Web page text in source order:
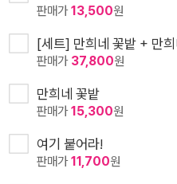
판매가13,500원
[세트] 만희네 꽃밭 + 만
판매가 37,800원
만희네 꽃밭
판매가15,300원
여기 붙어라!
판매가11,700원